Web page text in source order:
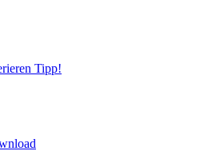
Tipp!